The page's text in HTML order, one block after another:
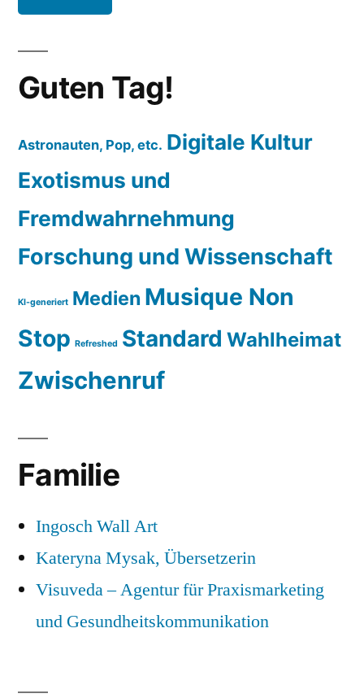
Guten Tag!
Astronauten, Pop, etc. Digitale Kultur
Exotismus und
Fremdwahrnehmung
Forschung und Wissenschaft
KI-generiert Medien Musique Non
Stop Refreshed Standard Wahlheimat
Zwischenruf
Familie
Ingosch Wall Art
Kateryna Mysak, Übersetzerin
Visuveda – Agentur für Praxismarketing
und Gesundheitskommunikation